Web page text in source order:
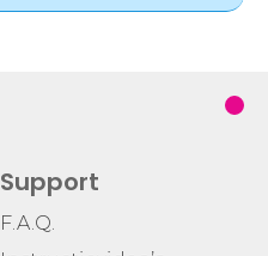
Support
F.A.Q.